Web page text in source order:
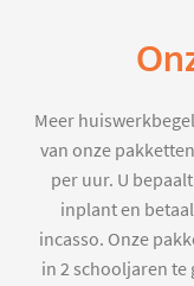
Meer
van onze
per uur. U
inplant en
incasso. Onze
in 2 schooljaren te